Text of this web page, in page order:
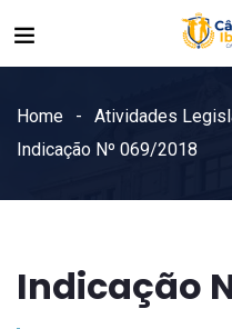
Home Atividades
Indicação Nº 069/2018
Indicação